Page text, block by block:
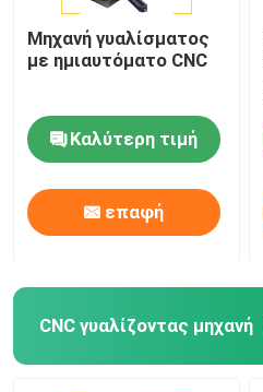
χάλυβα χάλυβα
χάλυβα χάλυβα
χάλυβα χάλυβα
χάλυβα χάλυβα
χάλυβα χάλυβα
χάλυβα χάλυβα
χάλυβα χάλυβα
χάλυβα χάλυβα
χάλυβα χάλυβα
χάλυβα χάλυβα
Μηχανή γυαλίσματος
με ημιαυτόματο CNC
Καλύτερη τιμή
επαφή
CNC γυαλίζοντας μηχανή